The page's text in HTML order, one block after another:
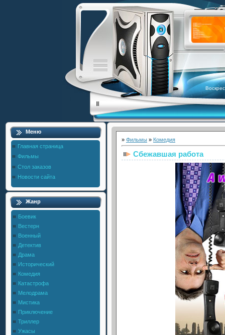
Меню
Главная страница
Фильмы
Стол заказов
Новости сайта
Жанр
Боевик
Вестерн
Военный
Детектив
Драма
Исторический
Комедия
Катастрофа
Мелодрама
Мистика
Приключение
Триллер
Ужасы
» Фильмы » Комедия
Сбежавшая работа